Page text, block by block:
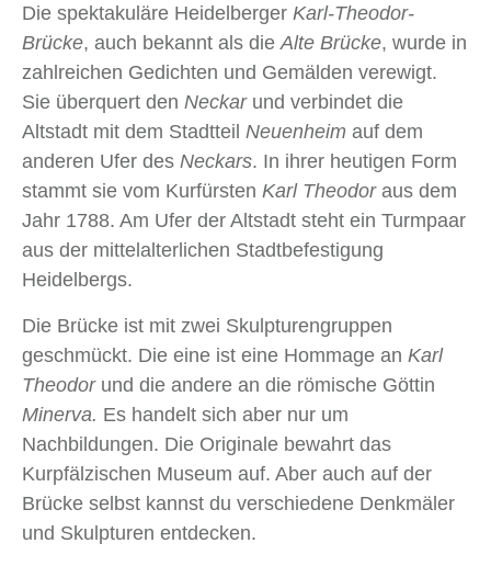
Die spektakuläre Heidelberger Karl-Theodor-
Brücke, auch bekannt als die Alte Brücke, wurde in
zahlreichen Gedichten und Gemälden verewigt.
Sie überquert den Neckarund verbindet die
Altstadt mit dem Stadtteil Neuenheim auf dem
anderen Ufer des Neckars. In ihrer heutigen Form
stammt sie vom Kurfürsten Karl Theodoraus dem
Jahr 1788. Am Ufer der Altstadt steht ein Turmpaar
aus der mittelalterlichen Stadtbefestigung
Heidelbergs.
Die Brücke ist mit zwei Skulpturengruppen
geschmückt. Die eine ist eine Hommage an Karl
Theodorund die andere an die römische Göttin
Minerva. Es handelt sich aber nur um
Nachbildungen. Die Originale bewahrt das
Kurpfälzischen Museum auf. Aber auch auf der
Brücke selbst kannst du verschiedene Denkmäler
und Skulpturen entdecken.